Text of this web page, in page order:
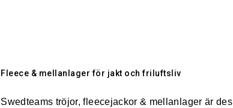
Fleece & mellanlager för jakt och friluftsliv
Swedteams tröjor, fleecejackor & mellanlager är